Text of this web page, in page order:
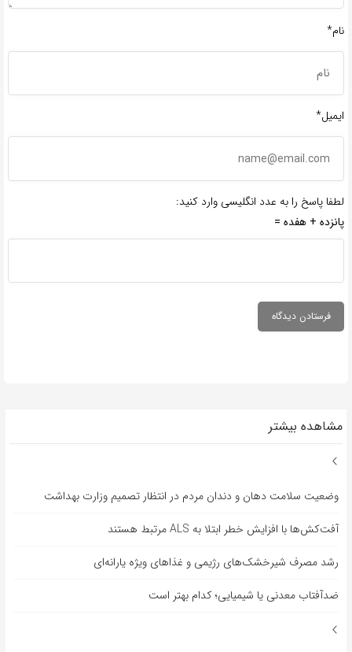
نام*
ایمیل*
لطفا پاسخ را به عدد انگلیسی وارد کنید:
پانزده + هفده =
مشاهده بیشتر
وضعیت سلامت دهان و دندان مردم در انتظار تصمیم وزارت بهداشت
آفت‌کش‌ها با افزایش خطر ابتلا به ALS مرتبط هستند
رشد مصرف شیرخشک‌های رژیمی و غذاهای ویژه یارانه‌ای
ضدآفتاب‌ معدنی یا شیمیایی؛ کدام بهتر است